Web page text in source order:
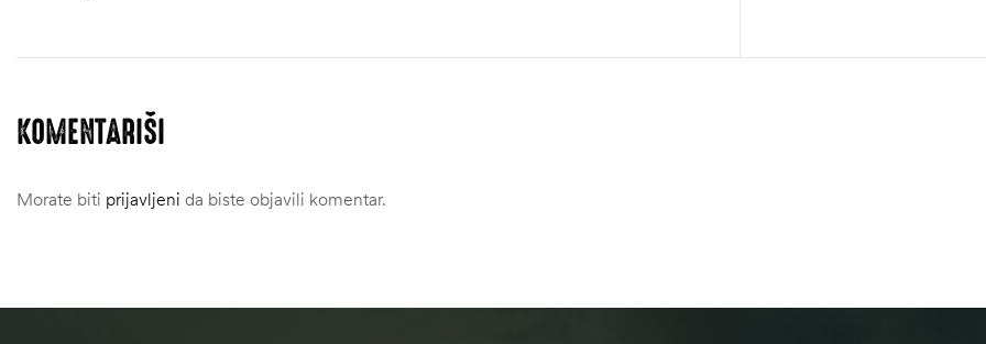
KOMENTARIŠI
Morate biti prijavljeni da biste objavili komentar.